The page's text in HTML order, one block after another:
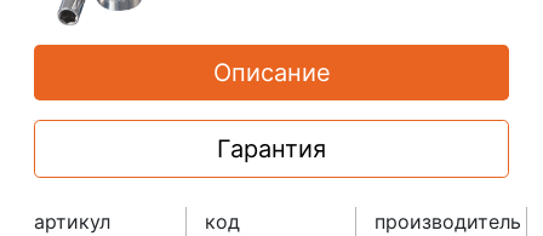
Описание
Гарантия
артикул
код
производитель